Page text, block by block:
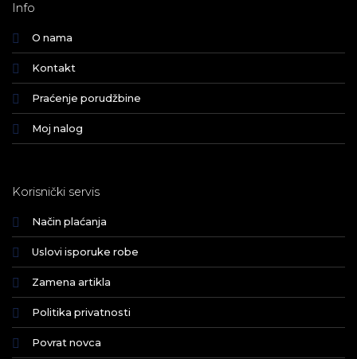
Info
O nama
Kontakt
Praćenje porudžbine
Moj nalog
Korisnički servis
Način plaćanja
Uslovi isporuke robe
Zamena artikla
Politika privatnosti
Povrat novca